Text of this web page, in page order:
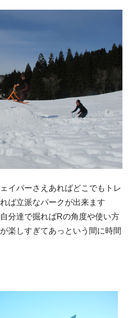
イパーさえあればどこでもトレ
ば立派なパークが出来ます
分達で掘ればRの角度や使い方
楽しすぎてあっという間に時間